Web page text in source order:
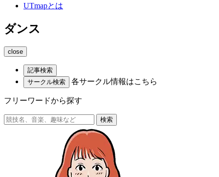
UTmapとは
ダンス
close
記事検索
サークル検索
各サークル情報はこちら
フリーワードから探す
検索